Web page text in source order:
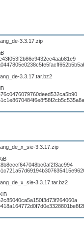
3.3.17.zip
3.3.17.tar.bz2
3.3.17.zip
3.3.17.tar.bz2